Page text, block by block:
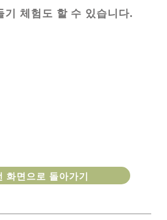
기 체험도 할 수 있습니다.
화면으로 돌아가기